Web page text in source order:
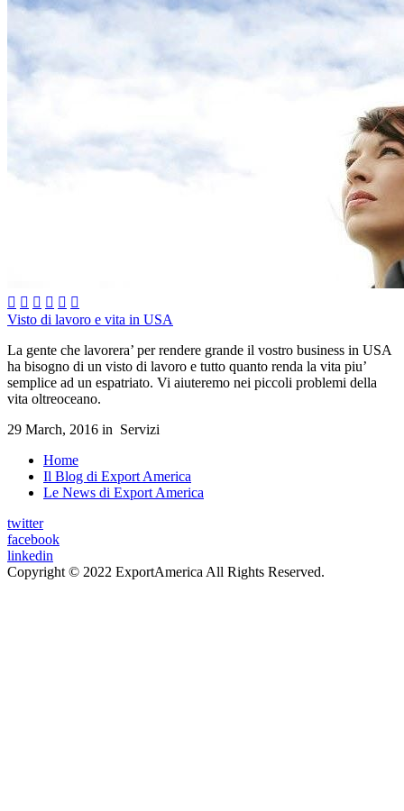
     
Visto di lavoro e vita in USA
La gente che lavorera’ per rendere grande il vostro business in USA
ha bisogno di un visto di lavoro e tutto quanto renda la vita piu’
semplice ad un espatriato. Vi aiuteremo nei piccoli problemi della
vita oltreoceano.
29 March, 2016 in Servizi
Home
Il Blog di Export America
Le News di Export America
twitter
facebook
linkedin
Copyright © 2022 ExportAmerica All Rights Reserved.